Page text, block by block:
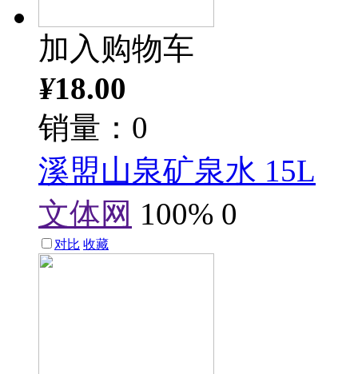
加入购物车
¥18.00
销量：0
溪盟山泉矿泉水 15L
文体网 100% 0
对比 收藏